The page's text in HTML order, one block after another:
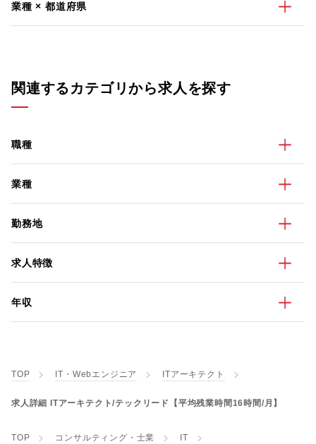
業種 × 都道府県
関連するカテゴリから求人を探す
職種
業種
勤務地
求人特徴
年収
TOP IT・Webエンジニア ITアーキテクト
求人詳細 ITアーキテクト/テックリード【平均残業時間16時間/月】
TOP コンサルティング・士業 IT